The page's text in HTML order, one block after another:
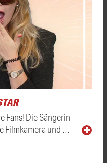
Fans! Die Sängerin
Filmkamera und …